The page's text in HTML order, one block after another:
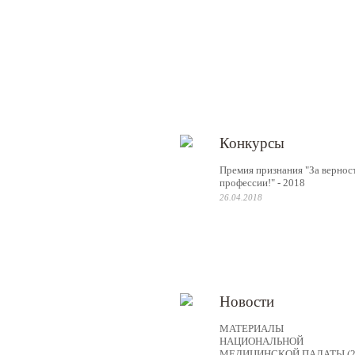
Конкурсы
Премия признания "За
профессии!" - 2018
26.04.2018
Новости
МАТЕРИАЛЫ
НАЦИОНАЛЬНОЙ